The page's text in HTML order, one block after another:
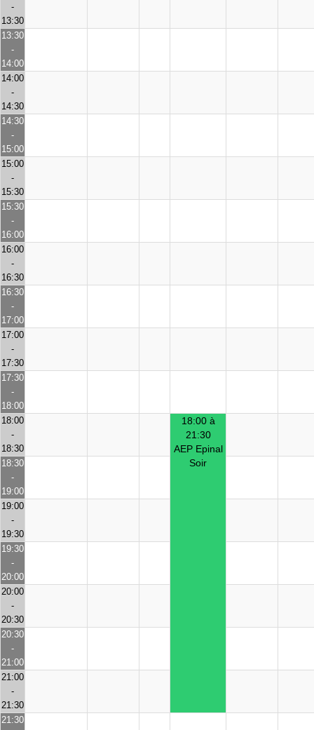
-
13:30
13:30
-
14:00
14:00
-
14:30
14:30
-
15:00
15:00
-
15:30
15:30
-
16:00
16:00
-
16:30
16:30
-
17:00
17:00
-
17:30
17:30
-
18:00
18:00
-
18:30
18:00 à
21:30
AEP Epinal
Soir
18:30
-
19:00
19:00
-
19:30
19:30
-
20:00
20:00
-
20:30
20:30
-
21:00
21:00
-
21:30
21:30